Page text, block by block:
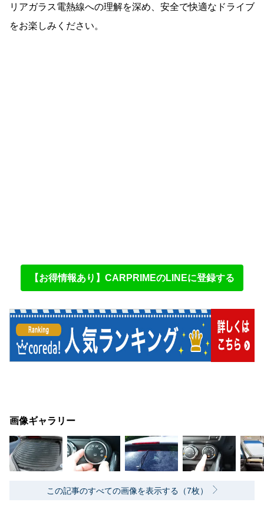
リアガラス電熱線への理解を深め、安全で快適なドライブ
をお楽しみください。
【お得情報あり】CARPRIMEのLINEに登録する
画像ギャラリー
この記事のすべての画像を表示する（7枚）